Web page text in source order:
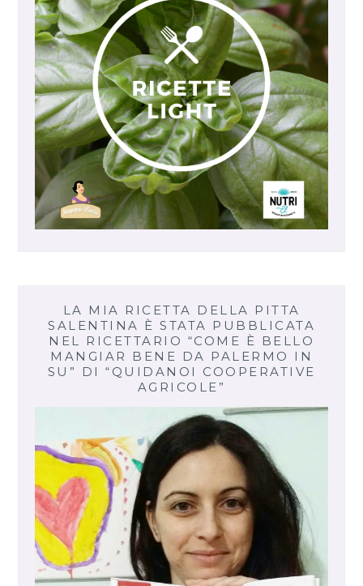
LA MIA RICETTA DELLA PITTA
SALENTINA È STATA PUBBLICATA
NEL RICETTARIO “COME È BELLO
MANGIAR BENE DA PALERMO IN
SU” DI “QUIDANOI COOPERATIVE
AGRICOLE”